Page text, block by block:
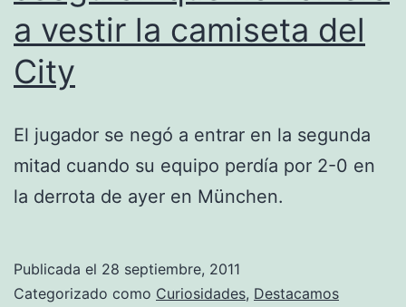
a vestir la camiseta del
City
El jugador se negó a entrar en la segunda
mitad cuando su equipo perdía por 2-0 en
la derrota de ayer en München.
Publicada el 28 septiembre, 2011
Categorizado como Curiosidades, Destacamos